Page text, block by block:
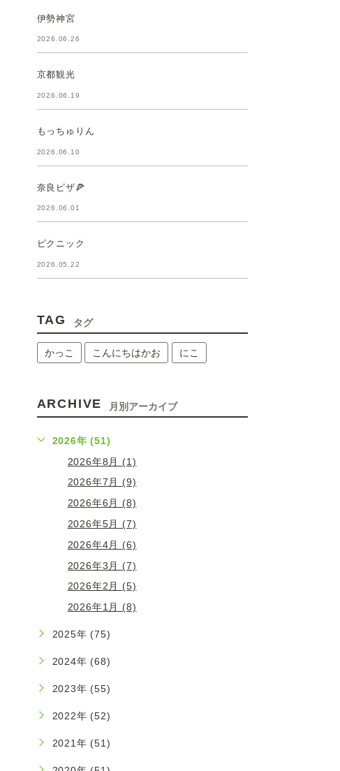
伊勢神宮
2026.06.26
京都観光
2026.06.19
もっちゅりん
2026.06.10
奈良ピザ🍕
2026.06.01
ピクニック
2026.05.22
TAG タグ
かっこ こんにちはかお にこ
ARCHIVE 月別アーカイブ
2026年 (51)
2026年8月 (1)
2026年7月 (9)
2026年6月 (8)
2026年5月 (7)
2026年4月 (6)
2026年3月 (7)
2026年2月 (5)
2026年1月 (8)
2025年 (75)
2024年 (68)
2023年 (55)
2022年 (52)
2021年 (51)